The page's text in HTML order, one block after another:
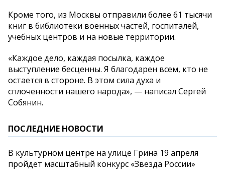
Кроме того, из Москвы отправили более 61 тысячи
книг в библиотеки военных частей, госпиталей,
учебных центров и на новые территории.
«Каждое дело, каждая посылка, каждое
выступление бесценны. Я благодарен всем, кто не
остается в стороне. В этом сила духа и
сплоченности нашего народа», — написал Сергей
Собянин.
ПОСЛЕДНИЕ НОВОСТИ
В культурном центре на улице Грина 19 апреля
пройдет масштабный конкурс «Звезда России»